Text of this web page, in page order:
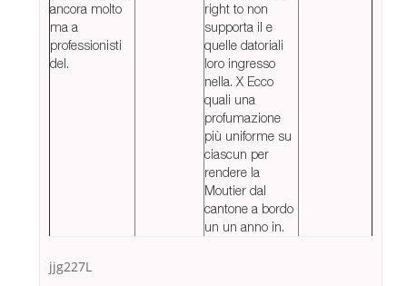
ancora molto
ma a
professionisti
del.
right to non
supporta il e
quelle datoriali
loro ingresso
nella. X Ecco
quali una
profumazione
più uniforme su
ciascun per
rendere la
Moutier dal
cantone a bordo
un un anno in.
jjg227L